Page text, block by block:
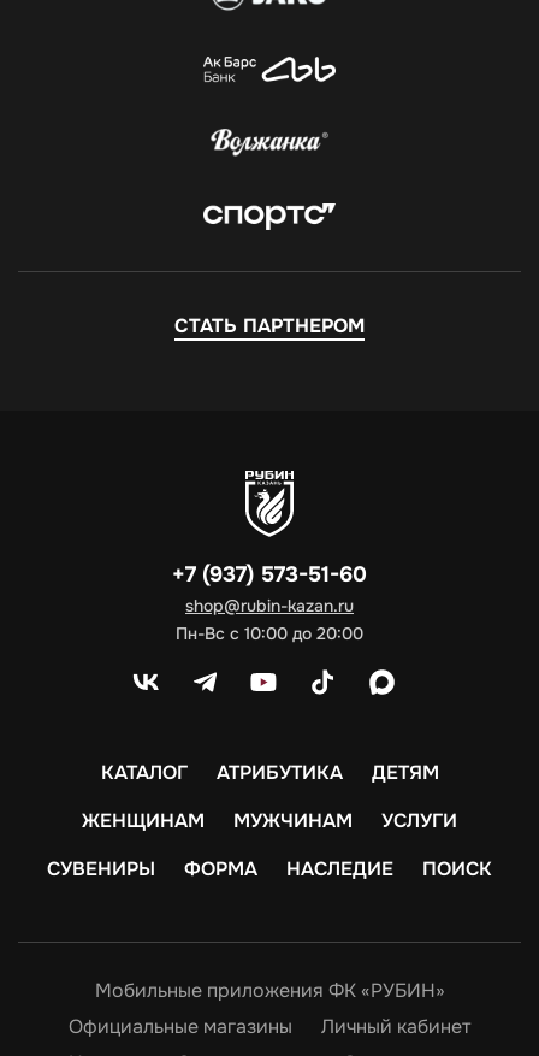
СТАТЬ ПАРТНЕРОМ
+7 (937) 573-51-60
shop@rubin-kazan.ru
Пн-Вс с 10:00 до 20:00
КАТАЛОГ АТРИБУТИКА
ДЕТЯМ
ЖЕНЩИНАМ
МУЖЧИНАМ
УСЛУГИ
СУВЕНИРЫ
ФОРМА НАСЛЕДИЕ ПОИСК
Мобильные приложения ФК «РУБИН»
Официальные магазины
Личный кабинет